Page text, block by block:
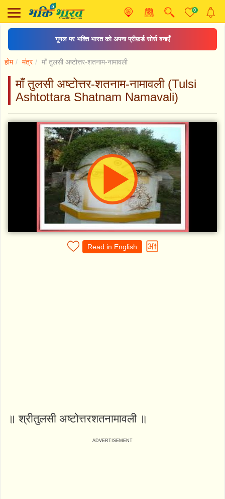
0
गूगल पर भक्ति भारत को अपना प्रीफ़र्ड सोर्स बनाएँ
होम मंत्र माँ तुलसी अष्टोत्तर-शतनाम-नामावली
माँ तुलसी अष्टोत्तर-शतनाम-नामावली (Tulsi
Ashtottara Shatnam Namavali)
Read in English
॥ श्रीतुलसी अष्टोत्तरशतनामावली ॥